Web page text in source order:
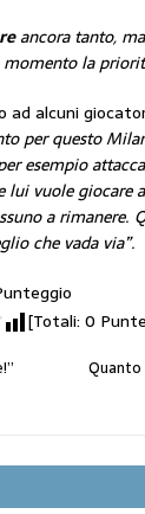
ancora tanto,
la
alcuni
per questo
esempio
vuole giocare
a
che vada via”.
[Totali: 0